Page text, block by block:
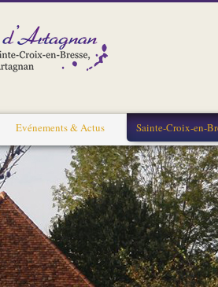
Evénements & Actus Sainte-Croix-en-